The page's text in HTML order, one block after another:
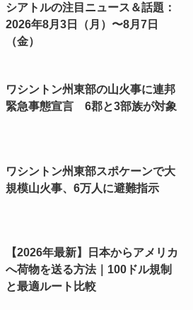
シアトルの注目ニュース＆話題：
2026年8月3日（月）〜8月7日
（金）
ワシントン州東部の山火事に連邦
緊急事態宣言 6郡と3部族が対象
ワシントン州東部スポケーンで大
規模山火事、6万人に避難指示
【2026年最新】日本からアメリカ
へ荷物を送る方法｜100ドル規制
と最適ルート比較